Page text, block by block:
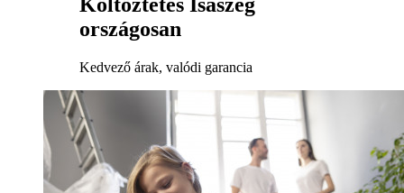
Költöztetés Isaszeg
országosan
Kedvező árak, valódi garancia